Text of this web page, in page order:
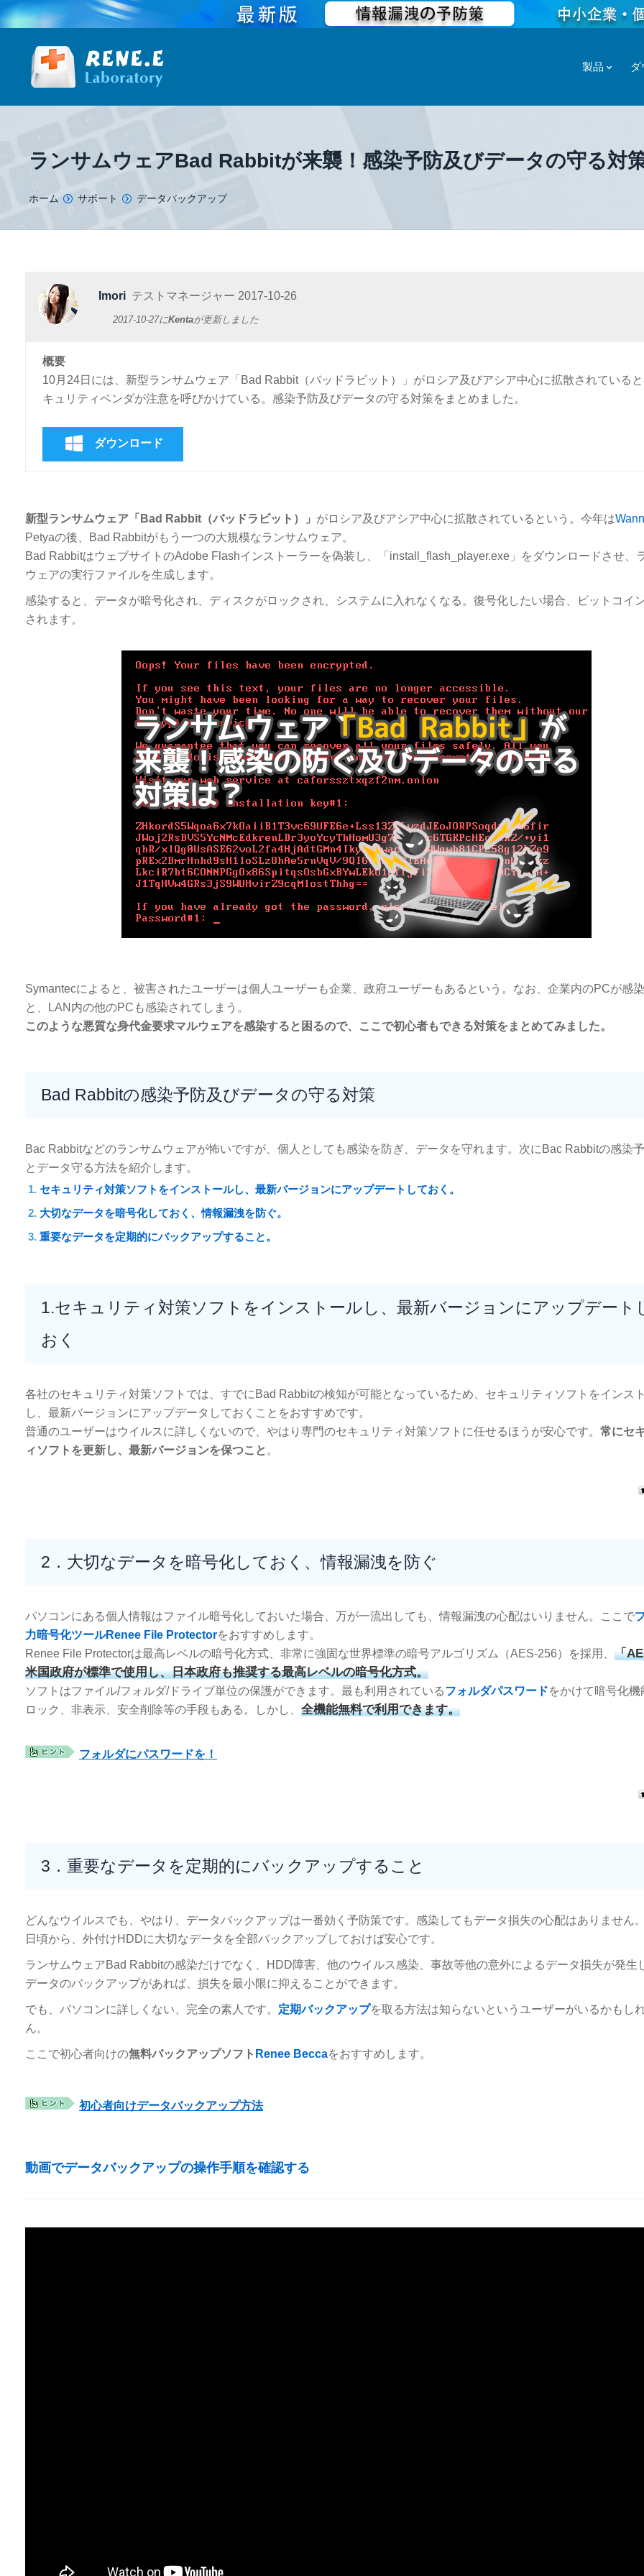
製品
ランサムウェアBad Rabbitが来襲！感染予防及びデータの守る対
You are here:
ホーム サポート データバックアップ
Imori テストマネージャー 2017-10-26
2017-10-27にKentaが更新しました
概要
10月24日には、新型ランサムウェア「Bad Rabbit（バッドラビット）」がロシア及びアシア中心に拡散されている
キュリティベンダが注意を呼びかけている。感染予防及びデータの守る対策をまとめました。
ダウンロード
新型ランサムウェア「Bad Rabbit（バッドラビット）」 がロシア及びアシア中心に拡散されているという。今年は
Petyaの後、Bad Rabbitがもう一つの大規模なランサムウェア。
Bad RabbitはウェブサイトのAdobe Flashインストーラーを偽装し、「install_flash_player.exe」をダウンロードさせ、
ウェアの実行ファイルを生成します。
感染すると、データが暗号化され、ディスクがロックされ、システムに入れなくなる。復号化したい場合、ビットコイ
されます。
Symantecによると、被害されたユーザーは個人ユーザーも企業、政府ユーザーもあるという。なお、企業内のPCが感
と、LAN内の他のPCも感染されてしまう。
このような悪質な身代金要求マルウェアを感染すると困るので、ここで初心者もできる対策をまとめてみました。
Bad Rabbitの感染予防及びデータの守る対策
Bac Rabbitなどのランサムウェアが怖いですが、個人としても感染を防ぎ、データを守れます。次にBac Rabbitの感染
とデータ守る方法を紹介します。
セキュリティ対策ソフトをインストールし、最新バージョンにアップデートしておく。
大切なデータを暗号化しておく、情報漏洩を防ぐ。
重要なデータを定期的にバックアップすること。
1.セキュリティ対策ソフトをインストールし、最新バージョンにアップデート
おく
各社のセキュリティ対策ソフトでは、すでにBad Rabbitの検知が可能となっているため、セキュリティソフトをインス
し、最新バージョンにアップデータしておくことをおすすめです。
普通のユーザーはウイルスに詳しくないので、やはり専門のセキュリティ対策ソフトに任せるほうが安心です。 常にセ
ィソフトを更新し、最新バージョンを保つこと 。
2．大切なデータを暗号化しておく、情報漏洩を防ぐ
パソコンにある個人情報はファイル暗号化しておいた場合、万が一流出しても、情報漏洩の心配はいりません。ここで
力暗号化ツールRenee File Protectorをおすすめします。
Renee File Protectorは最高レベルの暗号化方式、非常に強固な世界標準の暗号アルゴリズム（AES-256）を採用、 「
米国政府が標準で使用し、日本政府も推奨する最高レベルの暗号化方式。
ソフトはファイル/フォルダ/ドライブ単位の保護ができます。最も利用されているフォルダパスワードをかけて暗号化機
ロック、非表示、安全削除等の手段もある。しかし、 全機能無料で利用できます。
フォルダにパスワードを！
3．重要なデータを定期的にバックアップすること
どんなウイルスでも、やはり、データバックアップは一番効く予防策です。感染してもデータ損失の心配はありません。
日頃から、外付けHDDに大切なデータを全部バックアップしておけば安心です。
ランサムウェアBad Rabbitの感染だけでなく、HDD障害、他のウイルス感染、事故等他の意外によるデータ損失が発生
データのバックアップがあれば、損失を最小限に抑えることができます。
でも、パソコンに詳しくない、完全の素人です。 定期バックアップを取る方法は知らないというユーザーがいるかもし
ん。
ここで初心者向けの無料バックアップソフト Renee Beccaをおすすめします。
初心者向けデータバックアップ方法
動画でデータバックアップの操作手順を確認する